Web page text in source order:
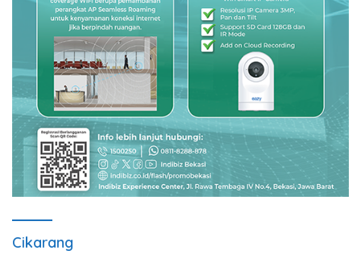
Cikarang